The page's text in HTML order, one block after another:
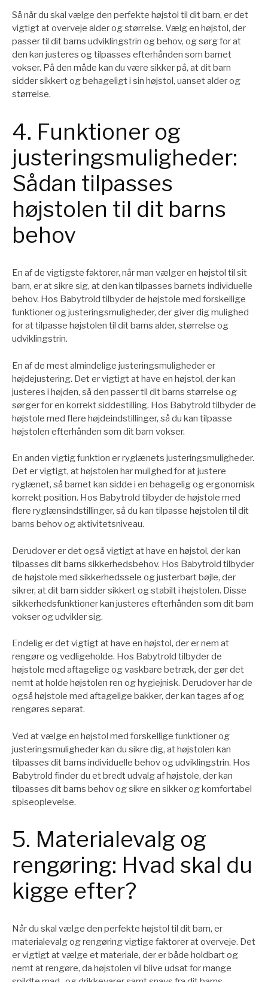
Så når du skal vælge den perfekte højstol til dit barn, er det
vigtigt at overveje alder og størrelse. Vælg en højstol, der
passer til dit barns udviklingstrin og behov, og sørg for at
den kan justeres og tilpasses efterhånden som barnet
vokser. På den måde kan du være sikker på, at dit barn
sidder sikkert og behageligt i sin højstol, uanset alder og
størrelse.
4. Funktioner og
justeringsmuligheder:
Sådan tilpasses
højstolen til dit barns
behov
En af de vigtigste faktorer, når man vælger en højstol til sit
barn, er at sikre sig, at den kan tilpasses barnets individuelle
behov. Hos Babytrold tilbyder de højstole med forskellige
funktioner og justeringsmuligheder, der giver dig mulighed
for at tilpasse højstolen til dit barns alder, størrelse og
udviklingstrin.
En af de mest almindelige justeringsmuligheder er
højdejustering. Det er vigtigt at have en højstol, der kan
justeres i højden, så den passer til dit barns størrelse og
sørger for en korrekt siddestilling. Hos Babytrold tilbyder de
højstole med flere højdeindstillinger, så du kan tilpasse
højstolen efterhånden som dit barn vokser.
En anden vigtig funktion er ryglænets justeringsmuligheder.
Det er vigtigt, at højstolen har mulighed for at justere
ryglænet, så barnet kan sidde i en behagelig og ergonomisk
korrekt position. Hos Babytrold tilbyder de højstole med
flere ryglænsindstillinger, så du kan tilpasse højstolen til dit
barns behov og aktivitetsniveau.
Derudover er det også vigtigt at have en højstol, der kan
tilpasses dit barns sikkerhedsbehov. Hos Babytrold tilbyder
de højstole med sikkerhedssele og justerbart bøjle, der
sikrer, at dit barn sidder sikkert og stabilt i højstolen. Disse
sikkerhedsfunktioner kan justeres efterhånden som dit barn
vokser og udvikler sig.
Endelig er det vigtigt at have en højstol, der er nem at
rengøre og vedligeholde. Hos Babytrold tilbyder de
højstole med aftagelige og vaskbare betræk, der gør det
nemt at holde højstolen ren og hygiejnisk. Derudover har de
også højstole med aftagelige bakker, der kan tages af og
rengøres separat.
Ved at vælge en højstol med forskellige funktioner og
justeringsmuligheder kan du sikre dig, at højstolen kan
tilpasses dit barns individuelle behov og udviklingstrin. Hos
Babytrold finder du et bredt udvalg af højstole, der kan
tilpasses dit barns behov og sikre en sikker og komfortabel
spiseoplevelse.
5. Materialevalg og
rengøring: Hvad skal du
kigge efter?
Når du skal vælge den perfekte højstol til dit barn, er
materialevalg og rengøring vigtige faktorer at overveje. Det
er vigtigt at vælge et materiale, der er både holdbart og
nemt at rengøre, da højstolen vil blive udsat for mange